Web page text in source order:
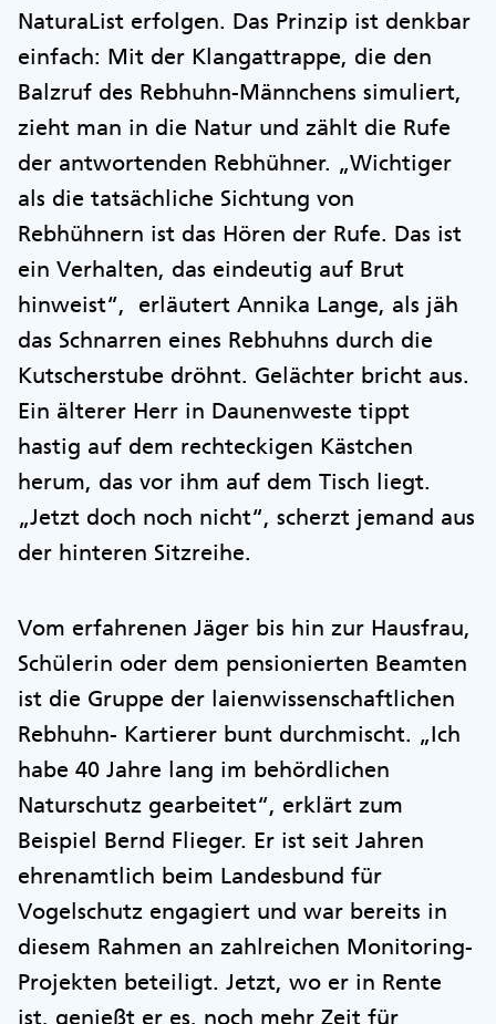
NaturaList erfolgen. Das Prinzip ist denkbar
einfach: Mit der Klangattrappe, die den
Balzruf des Rebhuhn-Männchens simuliert,
zieht man in die Natur und zählt die Rufe
der antwortenden Rebhühner. „Wichtiger
als die tatsächliche Sichtung von
Rebhühnern ist das Hören der Rufe. Das ist
ein Verhalten, das eindeutig auf Brut
hinweist“, erläutert Annika Lange, als jäh
das Schnarren eines Rebhuhns durch die
Kutscherstube dröhnt. Gelächter bricht aus.
Ein älterer Herr in Daunenweste tippt
hastig auf dem rechteckigen Kästchen
herum, das vor ihm auf dem Tisch liegt.
„Jetzt doch noch nicht“, scherzt jemand aus
der hinteren Sitzreihe.
Vom erfahrenen Jäger bis hin zur Hausfrau,
Schülerin oder dem pensionierten Beamten
ist die Gruppe der laienwissenschaftlichen
Rebhuhn- Kartierer bunt durchmischt. „Ich
habe 40 Jahre lang im behördlichen
Naturschutz gearbeitet“, erklärt zum
Beispiel Bernd Flieger. Er ist seit Jahren
ehrenamtlich beim Landesbund für
Vogelschutz engagiert und war bereits in
diesem Rahmen an zahlreichen Monitoring-
Projekten beteiligt. Jetzt, wo er in Rente
ist, genießt er es, noch mehr Zeit für